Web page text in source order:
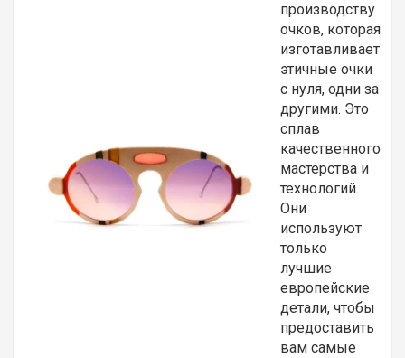
производству
очков, которая
изготавливает
этичные очки
с нуля, одни за
другими. Это
сплав
качественного
мастерства и
технологий.
Они
используют
только
лучшие
европейские
детали, чтобы
предоставить
вам самые